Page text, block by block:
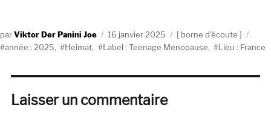
AuteurViktor Der Panini Joe
Publié
le
16 janvier 2025 Catégories
borne d'écoute
année : 2025
Heimat Label : Teenage Menopause Lieu : France
Laisser un commentaire